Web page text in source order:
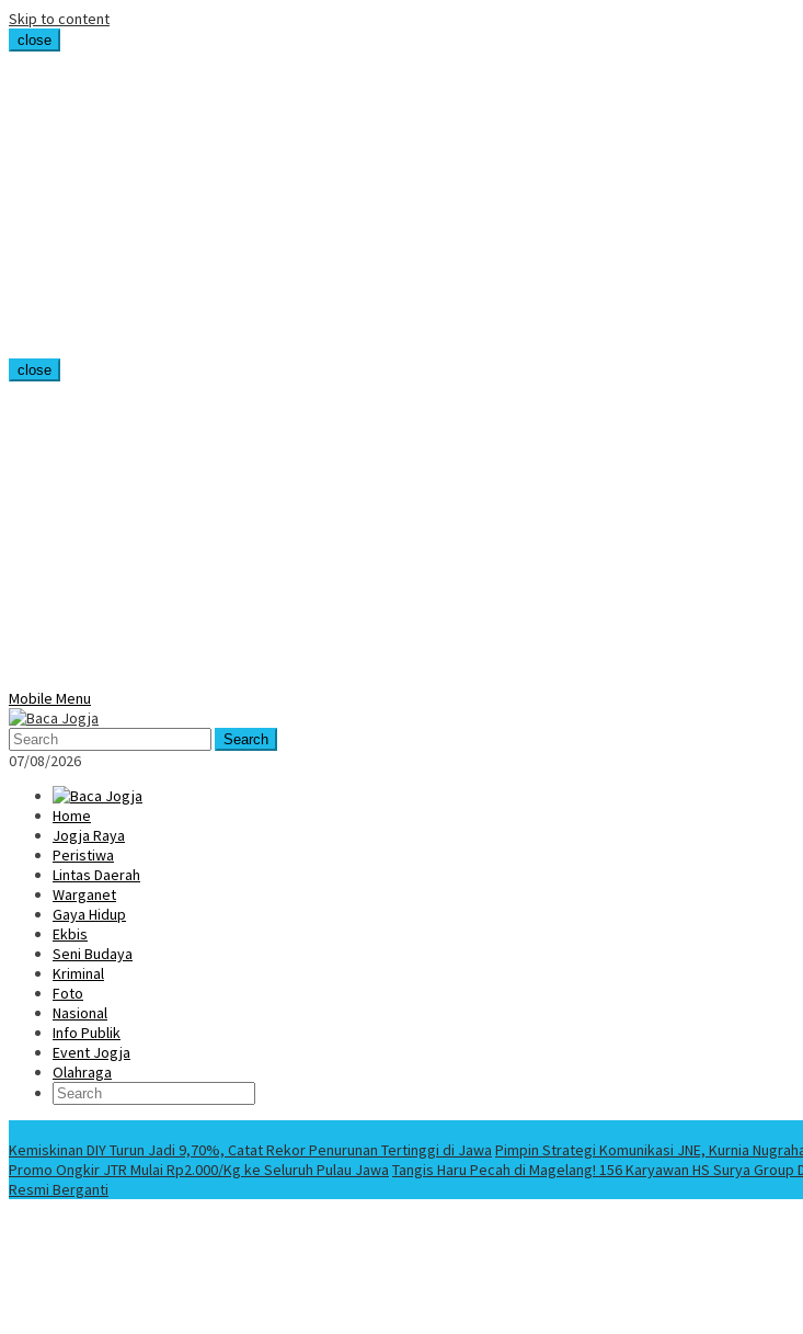
Skip to content
close
close
Mobile Menu
Search
07/08/2026
Home
Jogja Raya
Peristiwa
Lintas Daerah
Warganet
Gaya Hidup
Ekbis
Seni Budaya
Kriminal
Foto
Nasional
Info Publik
Event Jogja
Olahraga
Kemiskinan DIY Turun Jadi 9,70%, Catat Rekor Penurunan Tertinggi di Jawa Pimpin Strategi Komunikasi JNE, Kurnia
Promo Ongkir JTR Mulai Rp2.000/Kg ke Seluruh Pulau Jawa Tangis Haru Pecah di Magelang! 156 Karyawan HS Surya
Resmi Berganti